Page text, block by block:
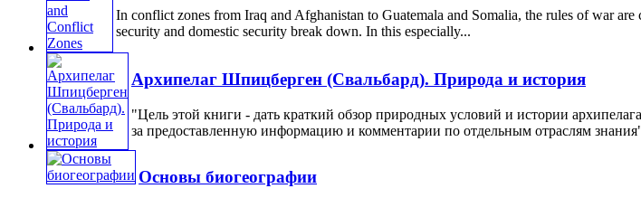
In conflict zones from Iraq and Afghanistan to Guatemala and Somalia, the rules of war
security and domestic security break down. In this especially...
Архипелаг Шпицберген (Свальбард). Природа и история
"Цель этой книги - дать краткий обзор природных условий и истории
за предоставленную информацию и комментарии по отдельным отраслям
Основы биогеографии